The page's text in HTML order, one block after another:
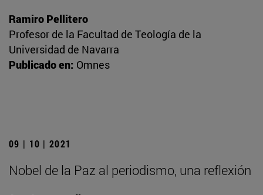
Ramiro Pellitero
Profesor de la Facultad de Teología de la
Universidad de Navarra
Publicado en: Omnes
09 | 10 | 2021
Nobel de la Paz al periodismo, una reflexión